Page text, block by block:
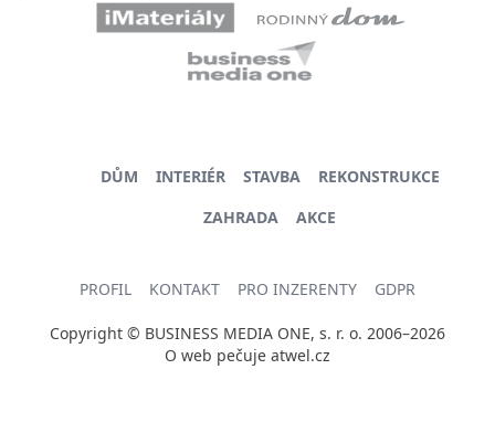
DŮM INTERIÉR STAVBA
REKONSTRUKCE
ZAHRADA
AKCE
PROFIL KONTAKT PRO INZERENTY GDPR
Copyright © BUSINESS MEDIA ONE, s. r. o. 2006–2026